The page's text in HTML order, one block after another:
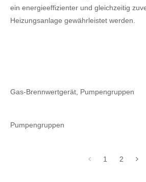
ein energieeffizienter und gleichzeitig
Heizungsanlage gewährleistet werden.
Gas-Brennwertgerät, Pumpengruppen
Pumpengruppen
1 2